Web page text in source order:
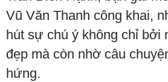
Vũ Văn Thanh công khai,
hút sự chú ý không chỉ bởi
đẹp mà còn nhờ câu
hứng.